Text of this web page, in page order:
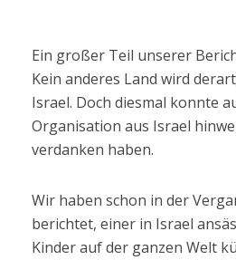
Ein großer Teil unserer
Kein anderes Land wird
Israel. Doch diesmal konnte
Organisation aus Israel
verdanken haben.
Wir haben schon in der
berichtet, einer in Israel
Kinder auf der ganzen Welt